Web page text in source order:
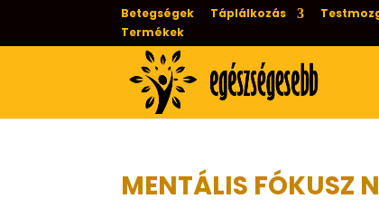
Betegségek Táplálkozás
Termékek
MENTÁLIS FÓKUSZ